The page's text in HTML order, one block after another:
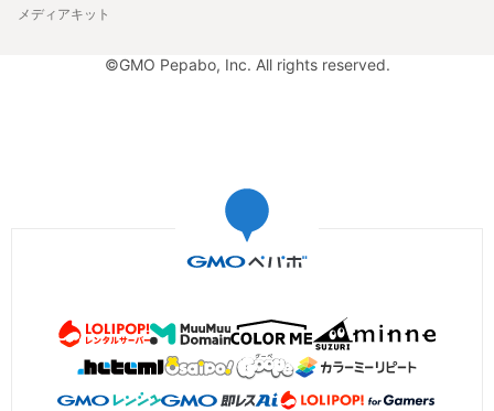
メディアキット
©GMO Pepabo, Inc. All rights reserved.